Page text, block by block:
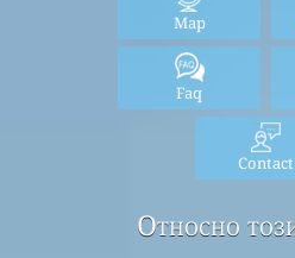
Map
Faq
Contact
Относно